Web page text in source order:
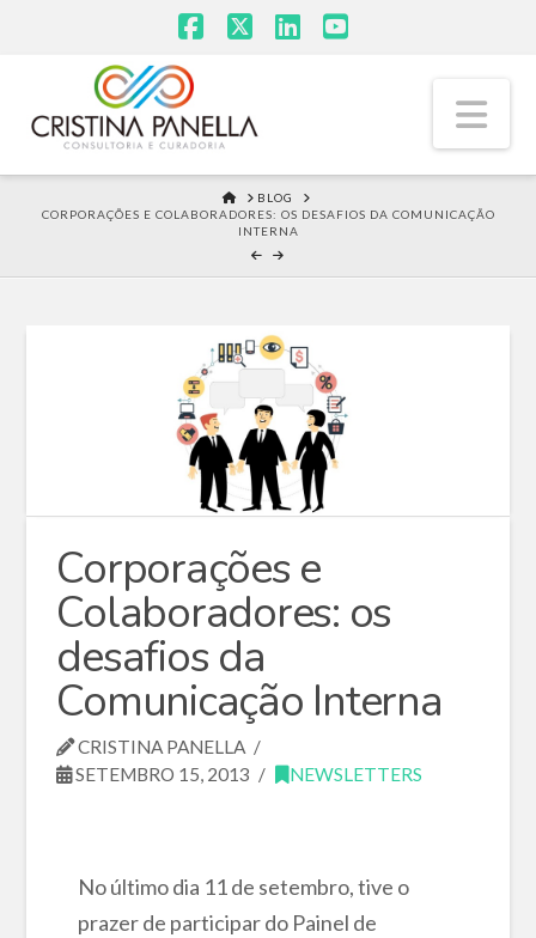
HOME
BLOG
CORPORAÇÕES E COLABORADORES: OS DESAFIOS DA COMUNICAÇÃO
INTERNA
Corporações e
Colaboradores: os
desafios da
Comunicação Interna
CRISTINA PANELLA
SETEMBRO 15, 2013
NEWSLETTERS
No último dia 11 de setembro, tive o
prazer de participar do Painel de